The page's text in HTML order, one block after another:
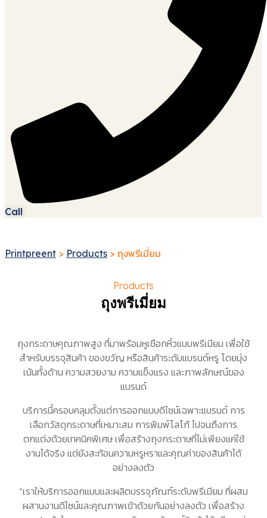
Call
Printpreent > Products > ถุงพรีเมี่ยม
Products
ถุงพรีเมี่ยม
ถุงกระดาษคุณภาพสูง ที่มาพร้อมหูเชือกหิ้วแบบพรีเมียม เพื่อใช้
สำหรับบรรจุสินค้า ของขวัญ หรือสินค้าระดับแบรนด์หรู โดยมุ่ง
เน้นทั้งด้าน ความสวยงาม ความแข็งแรง และภาพลักษณ์ของ
แบรนด์
บริการนี้ครอบคลุมตั้งแต่การออกแบบดีไซน์เฉพาะแบรนด์ การ
เลือกวัสดุกระดาษที่เหมาะสม การพิมพ์โลโก้ ไปจนถึงการ
ตกแต่งด้วยเทคนิคพิเศษ เพื่อสร้างถุงกระดาษที่ไม่เพียงแค่ใช้
งานได้จริง แต่ยังสะท้อนความหรูหราและคุณค่าของสินค้าได้
อย่างลงตัว
“เราให้บริการออกแบบและผลิตบรรจุภัณฑ์ระดับพรีเมียม ที่ผสม
ผสานงานดีไซน์และคุณภาพเข้าด้วยกันอย่างลงตัว เพื่อสร้าง